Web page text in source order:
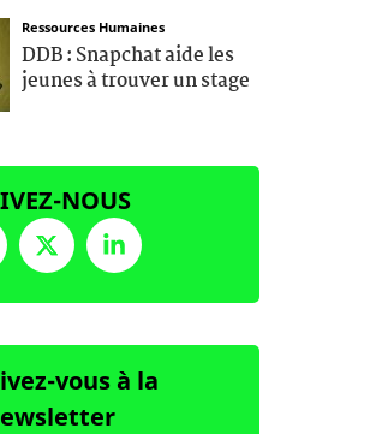
Ressources Humaines
DDB : Snapchat aide les
jeunes à trouver un stage
NOUS
vous à la